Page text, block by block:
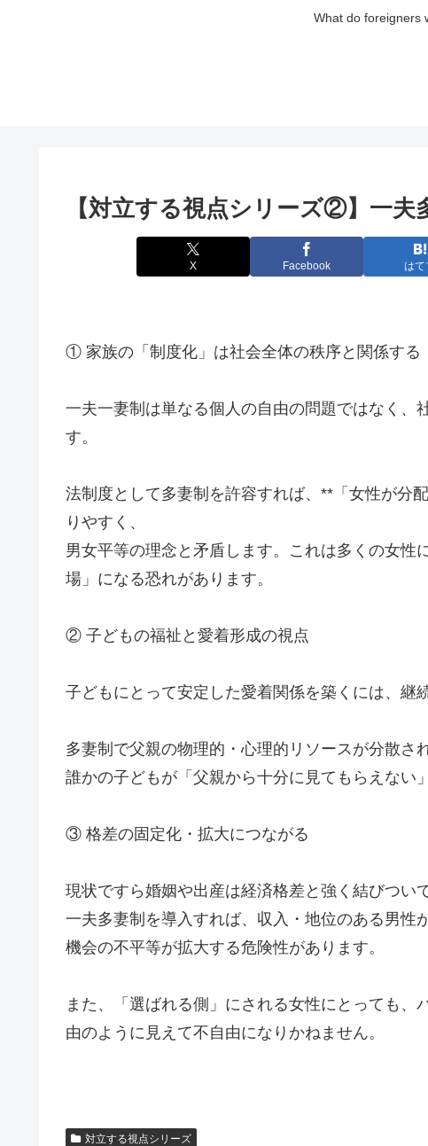
What do foreigners
【対立する視点シリーズ②】一夫
X Facebook はて
① 家族の「制度化」は社会全体の秩序と関係する
一夫一妻制は単なる個人の自由の問題ではなく、
す。
法制度として多妻制を許容すれば、**「女性が分
りやすく、
男女平等の理念と矛盾します。これは多くの女性
場」になる恐れがあります。
② 子どもの福祉と愛着形成の視点
子どもにとって安定した愛着関係を築くには、継
多妻制で父親の物理的・心理的リソースが分散さ
誰かの子どもが「父親から十分に見てもらえない
③ 格差の固定化・拡大につながる
現状ですら婚姻や出産は経済格差と強く結びつい
一夫多妻制を導入すれば、収入・地位のある男性
機会の不平等が拡大する危険性があります。
また、「選ばれる側」にされる女性にとっても
由のように見えて不自由になりかねません。
対立する視点シリーズ